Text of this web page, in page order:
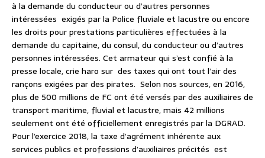
à la demande du conducteur ou d’autres personnes
intéressées exigés par la Police fluviale et lacustre ou encore
les droits pour prestations particulières effectuées à la
demande du capitaine, du consul, du conducteur ou d’autres
personnes intéressées. Cet armateur qui s’est confié à la
presse locale, crie haro sur des taxes qui ont tout l’air des
rançons exigées par des pirates. Selon nos sources, en 2016,
plus de 500 millions de FC ont été versés par des auxiliaires de
transport maritime, fluvial et lacustre, mais 42 millions
seulement ont été officiellement enregistrés par la DGRAD.
Pour l’exercice 2018, la taxe d’agrément inhérente aux
services publics et professions d’auxiliaires précités est